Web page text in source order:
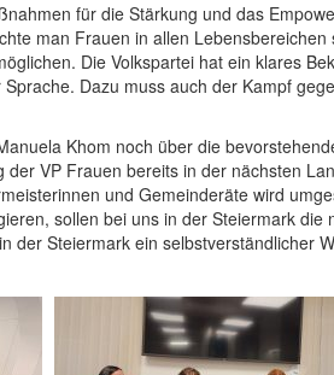
für die Stärkung und das
man Frauen in allen
Die Volkspartei hat ein klares
Dazu muss auch der Kampf
Khom noch über die
VP Frauen bereits in der nächsten
und Gemeinderäte wird
sollen bei uns in der Steiermark die
der Steiermark ein selbstverständlicher